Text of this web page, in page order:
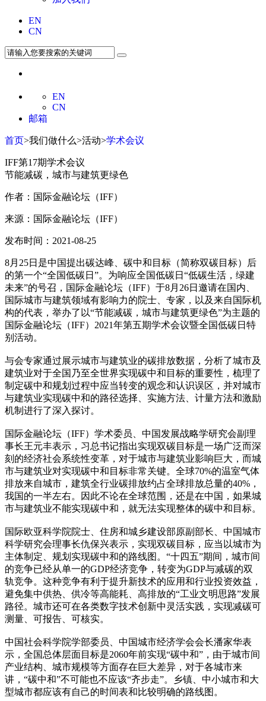
EN
CN
EN
CN
邮箱
首页>我们做什么>活动>学术会议
IFF第17期学术会议
节能减碳，城市与建筑更绿色
作者：国际金融论坛（IFF）
来源：国际金融论坛（IFF）
发布时间：2021-08-25
8月25日是中国提出碳达峰、碳中和目标（简称双碳目标）后
的第一个“全国低碳日”。为响应全国低碳日“低碳生活，绿建
未来”的号召，国际金融论坛（IFF）于8月26日邀请在国内、
国际城市与建筑领域有影响力的院士、专家，以及来自国际机
构的代表，举办了以“节能减碳，城市与建筑更绿色”为主题的
国际金融论坛（IFF）2021年第五期学术会议暨全国低碳日特
别活动。
与会专家通过展示城市与建筑业的碳排放数据，分析了城市及
建筑业对于全国乃至全世界实现碳中和目标的重要性，梳理了
制定碳中和规划过程中应当转变的观念和认识误区，并对城市
与建筑业实现碳中和的路径选择、实施方法、计量方法和激励
机制进行了深入探讨。
国际金融论坛（IFF）学术委员、中国发展战略学研究会副理
事长王元丰表示，习总书记指出实现双碳目标是一场广泛而深
刻的经济社会系统性变革，对于城市与建筑业影响巨大，而城
市与建筑业对实现碳中和目标非常关键。全球70%的温室气体
排放来自城市，建筑全行业碳排放约占全球排放总量的40%，
我国的一半左右。因此不论在全球范围，还是在中国，如果城
市与建筑业不能实现碳中和，就无法实现整体的碳中和目标。
国际欧亚科学院院士、住房和城乡建设部原副部长、中国城市
科学研究会理事长仇保兴表示，实现双碳目标，应当以城市为
主体制定、规划实现碳中和的路线图。“十四五”期间，城市间
的竞争已经从单一的GDP经济竞争，转变为GDP与减碳的双
轨竞争。这种竞争有利于提升新技术的应用和行业投资效益，
避免集中供热、供冷等高能耗、高排放的“工业文明思路”发展
路径。城市还可在各类数字技术创新中灵活实践，实现减碳可
测量、可报告、可核实。
中国社会科学院学部委员、中国城市经济学会会长潘家华表
示，全国总体层面目标是2060年前实现“碳中和”，由于城市间
产业结构、城市规模等方面存在巨大差异，对于各城市来
讲，“碳中和”不可能也不应该“齐步走”。乡镇、中小城市和大
型城市都应该有自己的时间表和比较明确的路线图。